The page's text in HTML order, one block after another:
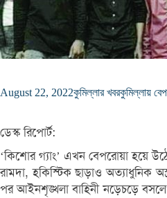
August 22, 2022কুমিল্লার খবরকুমিল্লায়
ডেস্ক রিপোর্ট:
‘কিশোর গ্যাং’ এখন বেপরোয়া হয়ে
রামদা, হকিস্টিক ছাড়াও অত্যাধুনিক
পর আইনশৃঙ্খলা বাহিনী নড়েচড়ে